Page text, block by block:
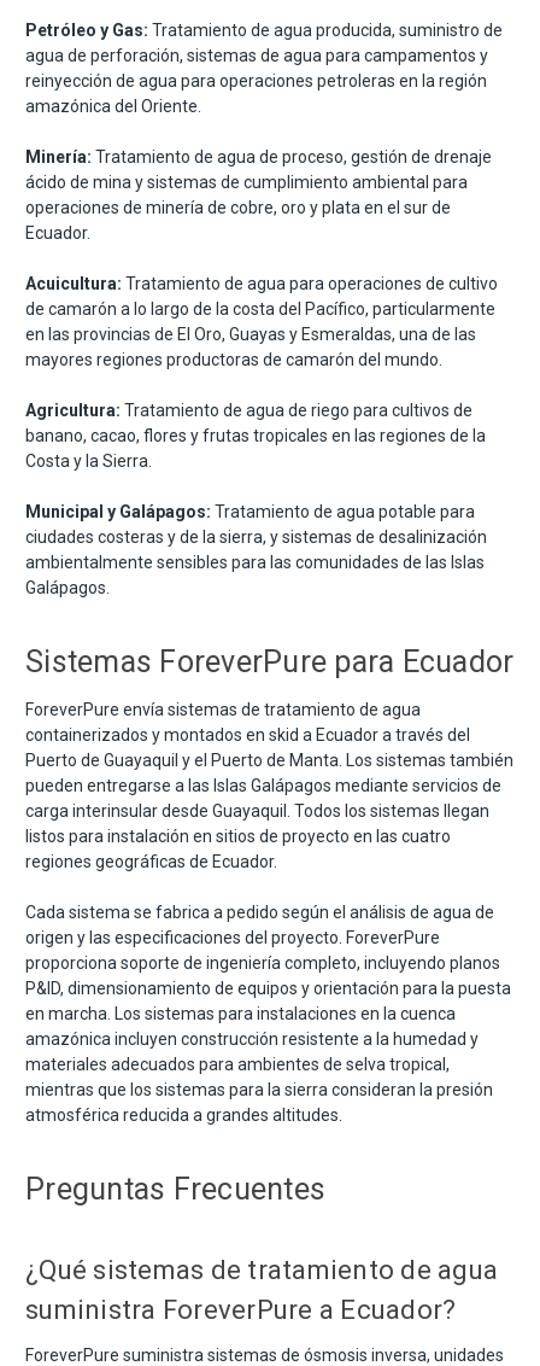
Petróleo y Gas: Tratamiento de agua producida, suministro de
agua de perforación, sistemas de agua para campamentos y
reinyección de agua para operaciones petroleras en la región
amazónica del Oriente.
Minería: Tratamiento de agua de proceso, gestión de drenaje
ácido de mina y sistemas de cumplimiento ambiental para
operaciones de minería de cobre, oro y plata en el sur de
Ecuador.
Acuicultura: Tratamiento de agua para operaciones de cultivo
de camarón a lo largo de la costa del Pacífico, particularmente
en las provincias de El Oro, Guayas y Esmeraldas, una de las
mayores regiones productoras de camarón del mundo.
Agricultura: Tratamiento de agua de riego para cultivos de
banano, cacao, flores y frutas tropicales en las regiones de la
Costa y la Sierra.
Municipal y Galápagos: Tratamiento de agua potable para
ciudades costeras y de la sierra, y sistemas de desalinización
ambientalmente sensibles para las comunidades de las Islas
Galápagos.
Sistemas ForeverPure para Ecuador
ForeverPure envía sistemas de tratamiento de agua
containerizados y montados en skid a Ecuador a través del
Puerto de Guayaquil y el Puerto de Manta. Los sistemas también
pueden entregarse a las Islas Galápagos mediante servicios de
carga interinsular desde Guayaquil. Todos los sistemas llegan
listos para instalación en sitios de proyecto en las cuatro
regiones geográficas de Ecuador.
Cada sistema se fabrica a pedido según el análisis de agua de
origen y las especificaciones del proyecto. ForeverPure
proporciona soporte de ingeniería completo, incluyendo planos
P&ID, dimensionamiento de equipos y orientación para la puesta
en marcha. Los sistemas para instalaciones en la cuenca
amazónica incluyen construcción resistente a la humedad y
materiales adecuados para ambientes de selva tropical,
mientras que los sistemas para la sierra consideran la presión
atmosférica reducida a grandes altitudes.
Preguntas Frecuentes
¿Qué sistemas de tratamiento de agua
suministra ForeverPure a Ecuador?
ForeverPure suministra sistemas de ósmosis inversa, unidades